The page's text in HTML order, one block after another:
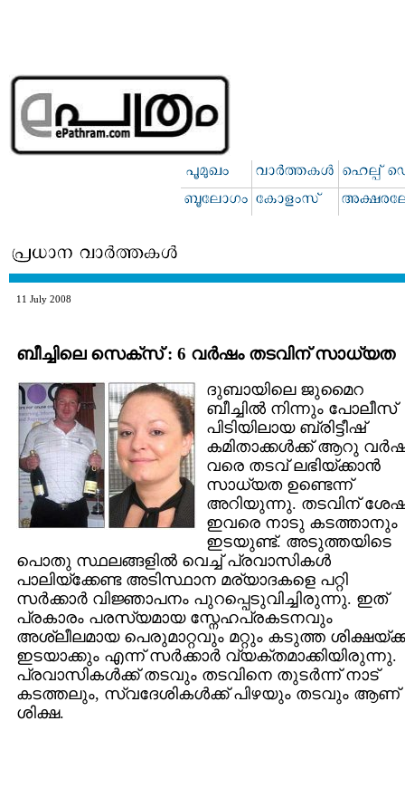
11 July 2008
ബീച്ചിലെ സെക്സ് : 6 വര്‍ഷം തടവിന് സാധ്യത
ദുബായിലെ ജുമൈറ
ബീച്ചില്‍ നിന്നും പോലീസ്
പിടിയിലായ ബ്രിട്ടീഷ്
കമിതാക്കള്‍ക്ക് ആറു
വരെ തടവ് ലഭിയ്ക്കാന്‍
സാധ്യത ഉണ്ടെന്ന്
അറിയുന്നു. തടവിന്
ഇവരെ നാടു കടത്താനും
ഇടയുണ്ട്. അടുത്തയിടെ
പൊതു സ്ഥലങ്ങളില്‍ വെച്ച് പ്രവാസികള്‍
പാലിയ്ക്കേണ്ട അടിസ്ഥാന മര്യാദകളെ പറ്റി
സര്‍ക്കാര്‍ വിജ്ഞാപനം പുറപ്പെടുവിച്ചിരുന്നു. ഇത്
പ്രകാരം പരസ്യമായ സ്നേഹപ്രകടനവും
അശ്ലീലമായ പെരുമാറ്റവും മറ്റും കടുത്ത
ഇടയാക്കും എന്ന് സര്‍ക്കാര്‍ വ്യക്തമാക്കിയിരുന്നു.
പ്രവാസികള്‍ക്ക് തടവും തടവിനെ തുടര്‍ന്ന് നാട്
കടത്തലും, സ്വദേശികള്‍ക്ക് പിഴയും തടവും ആണ്
ശിക്ഷ.